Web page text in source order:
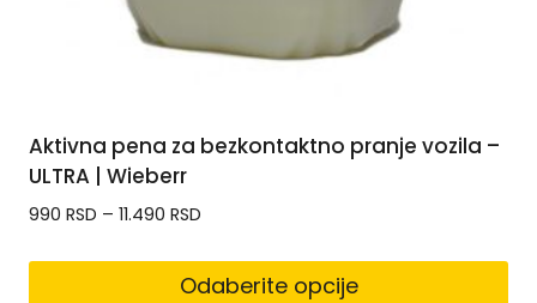
Aktivna pena za bezkontaktno pranje vozila –
ULTRA | Wieberr
990 RSD – 11.490 RSD
Odaberite opcije